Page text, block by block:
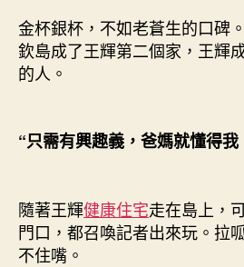
金杯銀杯，不如老蒼生的口碑
欽島成了王輝第二個家，王輝
的人。
“只需有興趣義，爸媽就懂得我
隨著王輝健康住宅走在島上，
門口，都召喚記者出來玩。拉
不住嘴。